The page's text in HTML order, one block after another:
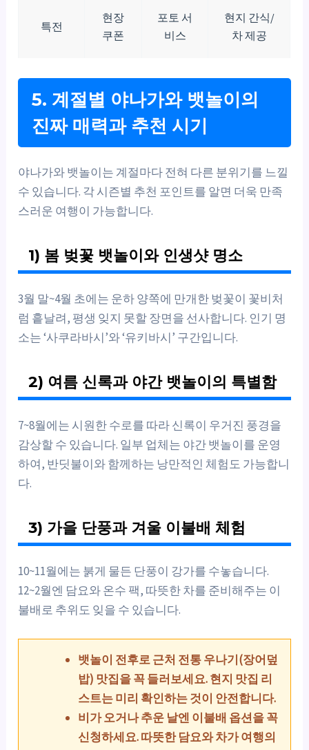
특전
현장
쿠폰
포토 서
비스
현지 간식/
차 제공
5. 계절별 야나가와 뱃놀이의
진짜 매력과 추천 시기
야나가와 뱃놀이는 계절마다 전혀 다른 분위기를 느낄
수 있습니다. 각 시즌별 추천 포인트를 알면 더욱 만족
스러운 여행이 가능합니다.
1) 봄 벚꽃 뱃놀이와 인생샷 명소
3월 말~4월 초에는 운하 양쪽에 만개한 벚꽃이 꽃비처
럼 흩날려, 평생 잊지 못할 장면을 선사합니다. 인기 명
소는 ‘사쿠라바시’와 ‘유키바시’ 구간입니다.
2) 여름 신록과 야간 뱃놀이의 특별함
7~8월에는 시원한 수로를 따라 신록이 우거진 풍경을
감상할 수 있습니다. 일부 업체는 야간 뱃놀이를 운영
하여, 반딧불이와 함께하는 낭만적인 체험도 가능합니
다.
3) 가을 단풍과 겨울 이불배 체험
10~11월에는 붉게 물든 단풍이 강가를 수놓습니다.
12~2월엔 담요와 온수 팩, 따뜻한 차를 준비해주는 이
불배로 추위도 잊을 수 있습니다.
뱃놀이 전후로 근처 전통 우나기(장어덮
밥) 맛집을 꼭 들러보세요. 현지 맛집 리
스트는 미리 확인하는 것이 안전합니다.
비가 오거나 추운 날엔 이불배 옵션을 꼭
신청하세요. 따뜻한 담요와 차가 여행의